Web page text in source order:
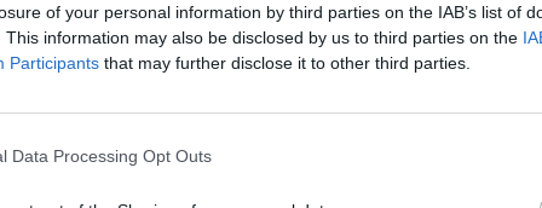
of your personal information by third parties on the IAB’s list of
This information may also be disclosed by us to third parties on the
Participants that may further disclose it to other third parties.
Data Processing Opt Outs
– μήπως προέρχεται από το ποτό στο
κάτι που δεν πάει καλά με το αυτοκίνητό